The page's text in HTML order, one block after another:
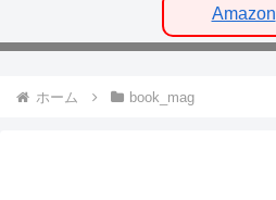
Amazon
ホーム book_mag